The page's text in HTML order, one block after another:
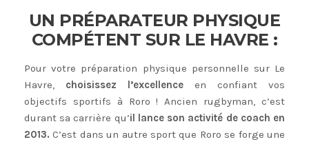
UN PRÉPARATEUR PHYSIQUE
COMPÉTENT SUR LE HAVRE :
Pour votre préparation physique personnelle sur Le
Havre, choisissez l’excellence en confiant vos
objectifs sportifs à Roro ! Ancien rugbyman, c’est
durant sa carrière qu’il lance son activité de coach en
2013. C’est dans un autre sport que Roro se forge une